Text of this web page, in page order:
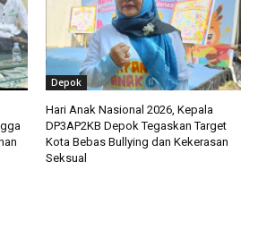
Depok
Hari Anak Nasional 2026, Kepala
DP3AP2KB Depok Tegaskan Target
Kota Bebas Bullying dan Kekerasan
Seksual